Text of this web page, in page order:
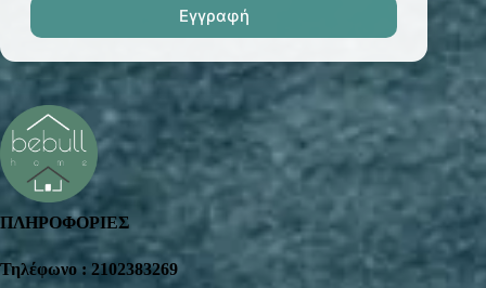
ΠΛΗΡΟΦΟΡΙΕΣ
Τηλέφωνο : 2102383269